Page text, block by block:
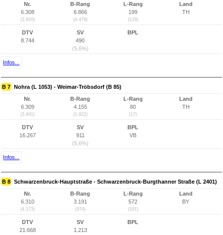
Nr.
6.308
(3.920)
B-Rang
6.866
(4.479)
L-Rang
199
(129)
Land
TH
DTV
8.744
SV
490
(5,6%)
BPL
Infos...
B 7 Nohra (L 1053) - Weimar-Tröbsdorf (B 85)
Nr.
6.309
(3.941)
B-Rang
4.155
(1.822)
L-Rang
80
(17)
Land
TH
DTV
16.267
SV
911
(5,6%)
BPL
VB
Infos...
B 8 Schwarzenbruck-Hauptstraße - Schwarzenbruck-Burgthanner Straße (L 2401)
Nr.
6.310
(4.173)
B-Rang
3.191
(974)
L-Rang
572
(181)
Land
BY
DTV
21.668
SV
1.213
BPL